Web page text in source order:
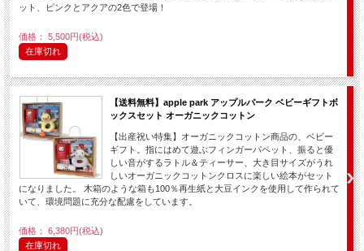
ット、ピンクとアクアの2色で登場！
価格： 5,500円(税込)
在庫切れ
【送料無料】apple park アップルパーク ベビーギフトボ
ックスセット オーガニックコットン
【出産祝い特集】オーガニックコットン商品の、ベビー
ギフト。指にはめて遊ぶフィンガーパペット、振ると優
しい音がするラトル＆ティーサー、大き目サイズがうれ
しいオーガニックコットンクロスに楽しい絵本がセット
になりました。 木箱のような箱も100％再生紙と大豆インクを使用して作られて
いて、環境問題に充分な配慮をしています。
価格： 6,380円(税込)
在庫切れ